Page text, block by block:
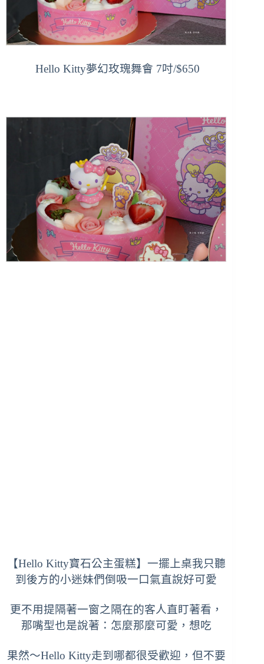
Hello Kitty夢幻玫瑰舞會 7吋/$650
【Hello Kitty寶石公主蛋糕】一擺上桌我只聽
到後方的小迷妹們倒吸一口氣直說好可愛
更不用提隔著一窗之隔在的客人直盯著看，
那嘴型也是說著：怎麼那麼可愛，想吃
果然～Hello Kitty走到哪都很受歡迎，但不要